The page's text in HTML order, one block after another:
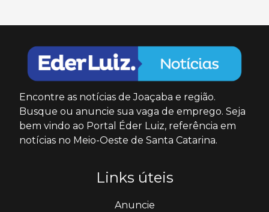
Encontre as notícias de Joaçaba e região.
Busque ou anuncie sua vaga de emprego. Seja
bem vindo ao Portal Éder Luiz, referência em
notícias no Meio-Oeste de Santa Catarina.
Links úteis
Anuncie